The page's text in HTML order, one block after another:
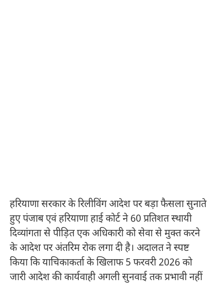
हरियाणा सरकार के रिलीविंग आदेश पर बड़ा फैसला सुनाते
हुएपंजाब एवं हरियाणा हाई कोर्टने 60 प्रतिशत स्थायी
दिव्यांगता से पीड़ित एक अधिकारी को सेवा से मुक्त करने
के आदेश पर अंतरिम रोक लगा दी है। अदालत ने स्पष्ट
किया कि याचिकाकर्ता के खिलाफ 5 फरवरी 2026 को
जारी आदेश की कार्यवाही अगली सुनवाई तक प्रभावी नहीं